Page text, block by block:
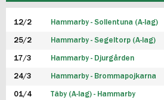
F19
FUTSAL HERR
FUTSAL DAM
12/2 Hammarby - Sollentuna (A-lag)
25/2 Hammarby - Segeltorp (A-lag)
17/3 Hammarby - Djurgården
24/3 Hammarby - Brommapojkarna
01/4 Täby (A-lag) - Hammarby